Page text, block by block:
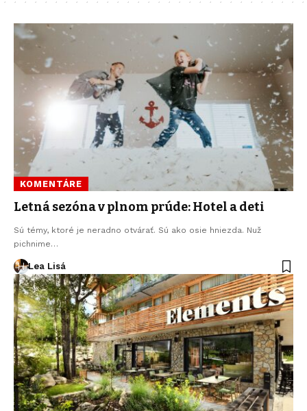
KOMENTÁRE
Letná sezóna v plnom prúde: Hotel a deti
Sú témy, ktoré je neradno otvárať. Sú ako osie hniezda. Nuž
pichnime…
Lea Lisá